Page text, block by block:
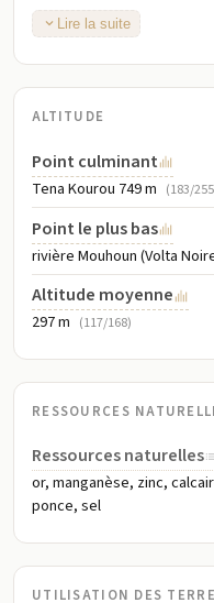
au nord qui laisse
au sud
Lire la suite
ALTITUDE
Point culminant
Tena Kourou 749 m (183/
Point le plus bas
rivière Mouhoun (Volta
Altitude moyenne
297 m (117/168)
RESSOURCES
Ressources naturelles
or, manganèse, zinc,
ponce, sel
UTILISATION DES